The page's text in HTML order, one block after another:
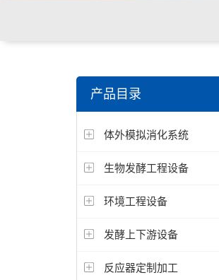
产品目录
体外模拟消化系统
生物发酵工程设备
环境工程设备
发酵上下游设备
反应器定制加工